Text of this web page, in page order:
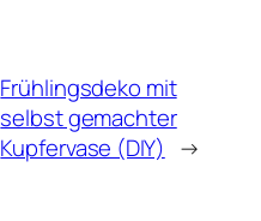
Frühlingsdeko mit
selbst gemachter
Kupfervase (DIY) →